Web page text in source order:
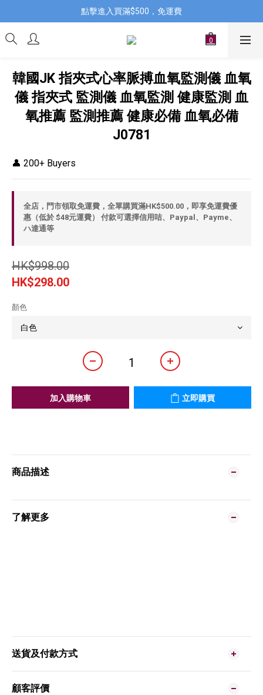
點擊進入買滿$500，免運費
韓國JK 指夾式心率脈搏血氧監測儀 血氧
儀 指夾式 監測儀 血氧監測 健康監測 血
氧推薦 監測推薦 健康必備 血氧必備
J0781
👤 200+ Buyers
全店，門市領取免運費，全單購買滿HK$500.00，即享免運費優
惠（低於 $48元運費） 付款可選擇信用咭、Paypal、Payme、
ハ達通等
HK$998.00
HK$298.00
顏色
加入購物車 立即購買
商品描述
了解更多
送貨及付款方式
顧客評價